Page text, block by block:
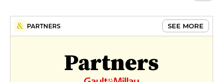
PARTNERS SEE MORE
Partners